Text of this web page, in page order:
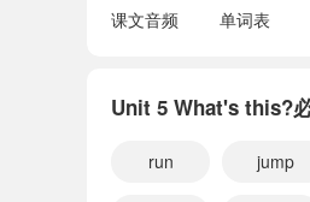
课文音频 单词表
Unit 5 What's this?
run jump